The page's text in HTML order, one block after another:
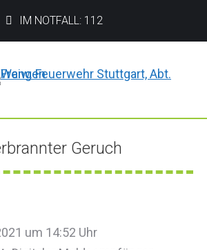
IM NOTFALL: 112
Geruch
Sie befinden sich hier:
um 14:52 Uhr